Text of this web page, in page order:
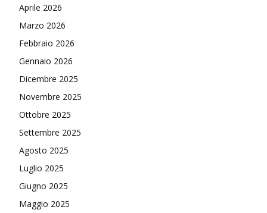
Aprile 2026
Marzo 2026
Febbraio 2026
Gennaio 2026
Dicembre 2025
Novembre 2025
Ottobre 2025
Settembre 2025
Agosto 2025
Luglio 2025
Giugno 2025
Maggio 2025